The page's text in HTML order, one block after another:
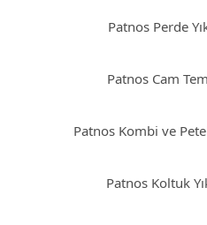
Patnos Perde
Patnos Cam
Patnos Kombi ve
Patnos Koltuk